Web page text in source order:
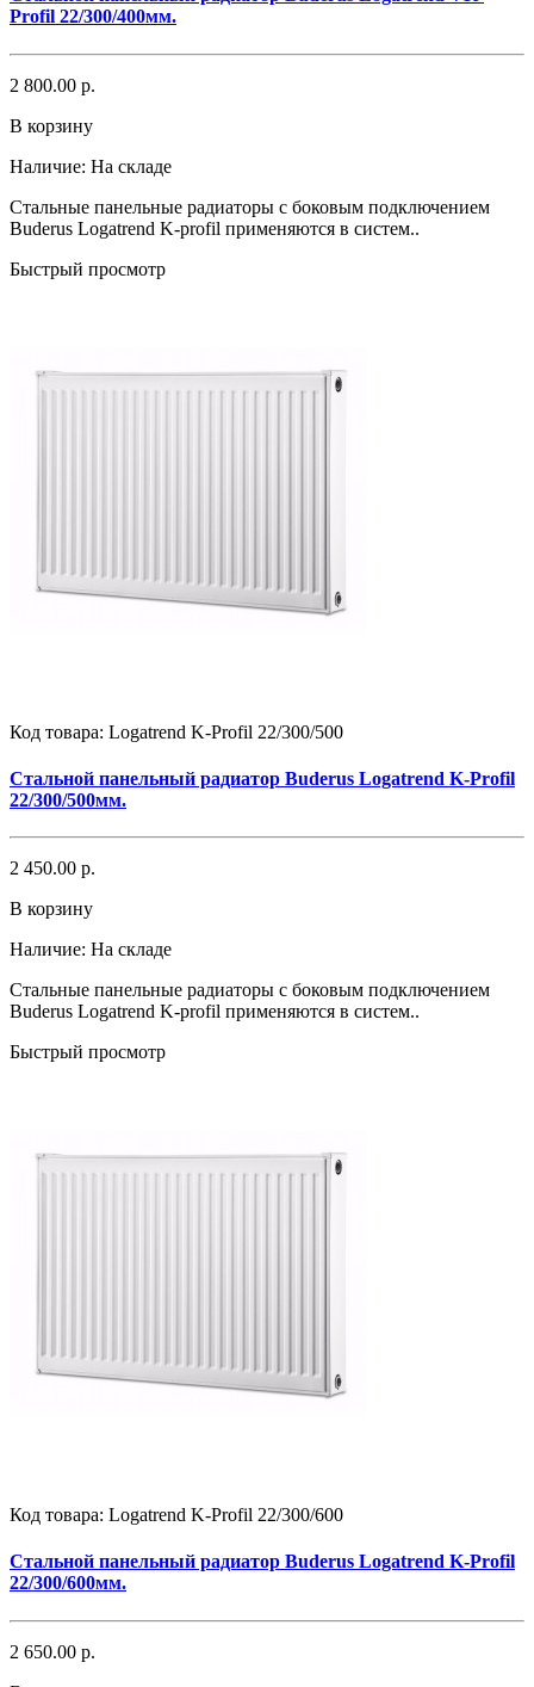
Profil 22/300/400мм.
2 800.00 р.
В корзину
Наличие: На складе
Стальные панельные радиаторы с боковым подключением
Buderus Logatrend K-profil применяются в систем..
Быстрый просмотр
Код товара: Logatrend K-Profil 22/300/500
Стальной панельный радиатор Buderus Logatrend K-Profil
22/300/500мм.
2 450.00 р.
В корзину
Наличие: На складе
Стальные панельные радиаторы с боковым подключением
Buderus Logatrend K-profil применяются в систем..
Быстрый просмотр
Код товара: Logatrend K-Profil 22/300/600
Стальной панельный радиатор Buderus Logatrend K-Profil
22/300/600мм.
2 650.00 р.